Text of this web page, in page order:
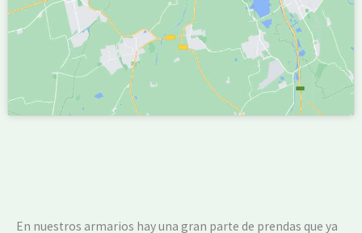
En nuestros armarios hay una gran parte de prendas que ya